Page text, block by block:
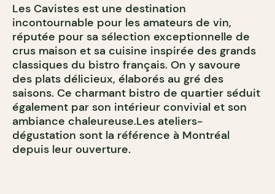
Les Cavistes est une destination
incontournable pour les amateurs de vin,
réputée pour sa sélection exceptionnelle de
crus maison et sa cuisine inspirée des grands
classiques du bistro français. On y savoure
des plats délicieux, élaborés au gré des
saisons. Ce charmant bistro de quartier séduit
également par son intérieur convivial et son
ambiance chaleureuse.Les ateliers-
dégustation sont la référence à Montréal
depuis leur ouverture.